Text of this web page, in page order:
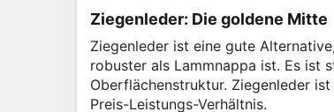
Ziegenleder: Die goldene Mitte
Ziegenleder ist eine gute
robuster als Lammnappa ist. Es ist
Oberflächenstruktur. Ziegenleder
Preis-Leistungs-Verhältnis.